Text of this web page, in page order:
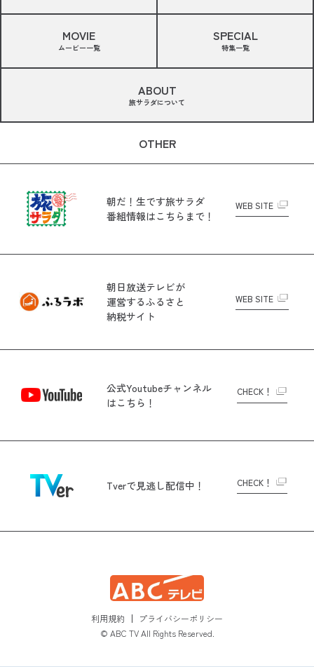
MOVIE
ムービー一覧
SPECIAL
特集一覧
ABOUT
旅サラダについて
OTHER
朝だ！生です旅サラダ
番組情報はこちらまで！
WEB SITE
朝日放送テレビが
運営するふるさと
納税サイト
WEB SITE
公式Youtubeチャンネル
はこちら！
CHECK！
Tverで見逃し配信中！ CHECK！
利用規約
プライバシーポリシー
© ABC TV All Rights Reserved.